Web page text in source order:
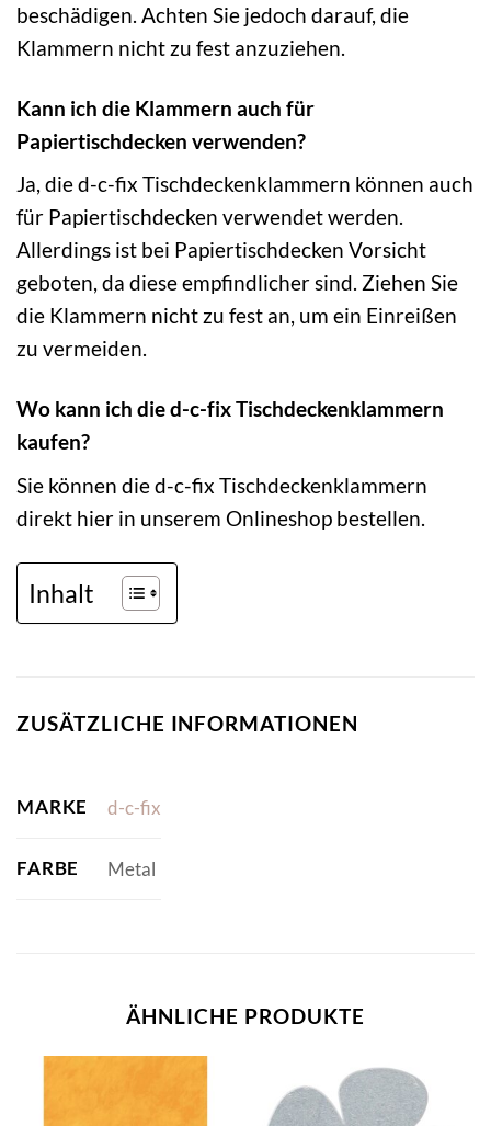
beschädigen. Achten Sie jedoch darauf, die
Klammern nicht zu fest anzuziehen.
Kann ich die Klammern auch für
Papiertischdecken verwenden?
Ja, die d-c-fix Tischdeckenklammern können auch
für Papiertischdecken verwendet werden.
Allerdings ist bei Papiertischdecken Vorsicht
geboten, da diese empfindlicher sind. Ziehen Sie
die Klammern nicht zu fest an, um ein Einreißen
zu vermeiden.
Wo kann ich die d-c-fix Tischdeckenklammern
kaufen?
Sie können die d-c-fix Tischdeckenklammern
direkt hier in unserem Onlineshop bestellen.
Inhalt
ZUSÄTZLICHE INFORMATIONEN
MARKE d-c-fix
FARBE Metal
ÄHNLICHE PRODUKTE